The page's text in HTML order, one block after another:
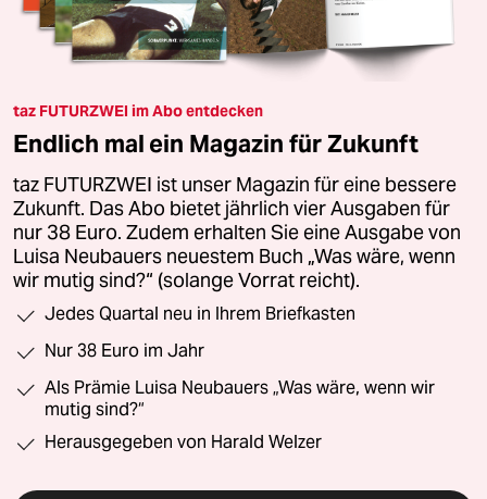
taz FUTURZWEI im Abo entdecken
Endlich mal ein Magazin für Zukunft
taz FUTURZWEI ist unser Magazin für eine bessere
Zukunft. Das Abo bietet jährlich vier Ausgaben für
nur 38 Euro. Zudem erhalten Sie eine Ausgabe von
Luisa Neubauers neuestem Buch „Was wäre, wenn
wir mutig sind?“ (solange Vorrat reicht).
Jedes Quartal neu in Ihrem Briefkasten
Nur 38 Euro im Jahr
Als Prämie Luisa Neubauers „Was wäre, wenn wir
mutig sind?“
Herausgegeben von Harald Welzer